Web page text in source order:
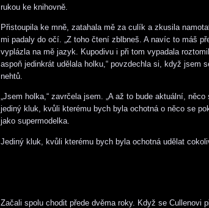
rukou ke knihovně.
Přistoupila ke mně, zatahala mě za culík a zkusila
mi padaly do očí. „Z toho čtení zblbneš. A navíc to máš
vyplázla na mě jazyk. Kupodivu i při tom vypadala
aspoň jedinkrát udělala holku,“ povzdechla si, když jsem
nehtů.
„Jsem holka,“ zavrčela jsem. „A až to bude aktuální,
jediný kluk, kvůli kterému bych byla ochotná o něco se
jako supermodelka.
Jediný kluk, kvůli kterému bych byla ochotná udělat
Začali spolu chodit přede dvěma roky. Když se Cullenovi